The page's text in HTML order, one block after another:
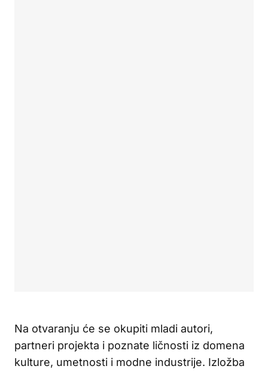
Na otvaranju će se okupiti mladi autori,
partneri projekta i poznate ličnosti iz domena
kulture, umetnosti i modne industrije. Izložba